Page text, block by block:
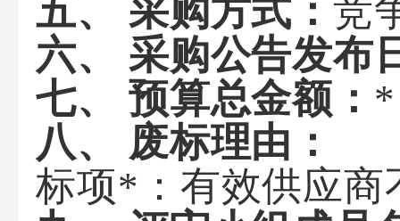
五、 采购方式：竞
六、 采购公告发布
七、 预算总金额： *
八、 废标理由：
标项*：有效供应商